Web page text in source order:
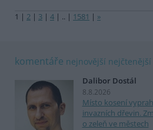
1 | 2 | 3 | 4 | .. | 1581 | »
komentáře nejnovější nejčtenější
Dalibor Dostál
8.8.2026
Místo kosení
invazních dřevin.
o zeleň ve městech